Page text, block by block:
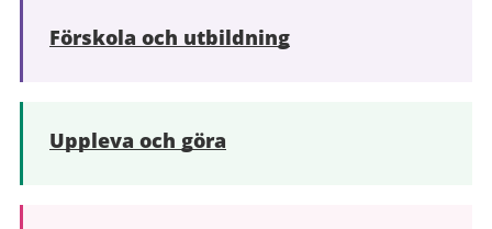
Förskola och utbildning
Uppleva och göra